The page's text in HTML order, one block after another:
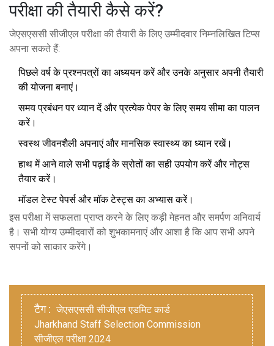
परीक्षा की तैयारी कैसे करें?
जेएसएससी सीजीएल परीक्षा की तैयारी के लिए उम्मीदवार निम्नलिखित टिप्स
अपना सकते हैं:
पिछले वर्ष के प्रश्नपत्रों का अध्ययन करें और उनके अनुसार अपनी तैयारी
की योजना बनाएं।
समय प्रबंधन पर ध्यान दें और प्रत्येक पेपर के लिए समय सीमा का पालन
करें।
स्वस्थ जीवनशैली अपनाएं और मानसिक स्वास्थ्य का ध्यान रखें।
हाथ में आने वाले सभी पढ़ाई के स्रोतों का सही उपयोग करें और नोट्स
तैयार करें।
मॉडल टेस्ट पेपर्स और मॉक टेस्ट्स का अभ्यास करें।
इस परीक्षा में सफलता प्राप्त करने के लिए कड़ी मेहनत और समर्पण अनिवार्य
है। सभी योग्य उम्मीदवारों को शुभकामनाएं और आशा है कि आप सभी अपने
सपनों को साकार करेंगे।
टैग : जेएसएससी सीजीएल एडमिट कार्ड
Jharkhand Staff Selection Commission
सीजीएल परीक्षा 2024